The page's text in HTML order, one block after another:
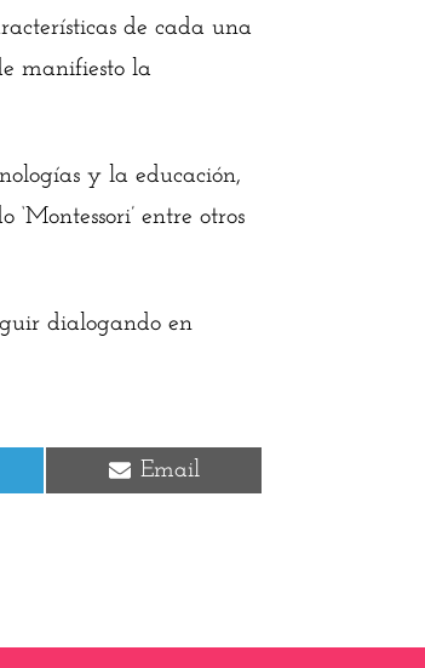
de cada una
manifiesto la
y la educación,
entre otros
dialogando en
Compartir
en
Email